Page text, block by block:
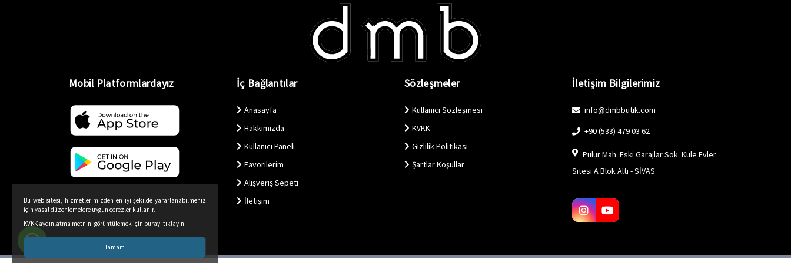
Mobil Platformlardayız İç Bağlantılar
Anasayfa
Hakkımızda
Kullanıcı Paneli
Favorilerim
Alışveriş Sepeti
İletişim
Sözleşmeler
Kullanıcı Sözleşmesi
KVKK
Gizlilik Politikası
Şartlar Koşullar
İletişim Bilgilerimiz
info@dmbbutik.com
+90 (533) 479 03 62
Pulur Mah. Eski Garajlar Sok. Kule Evler
Sitesi A Blok Altı - SİVAS
Bu web sitesi, hizmetlerimizden en iyi şekilde yararlanabilmeniz
için yasal düzenlemelere uygun çerezler kullanır.
KVKK aydınlatma metnini görüntülemek için burayı tıklayın.
Tamam